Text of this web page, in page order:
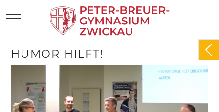
Mobile Menu Toggle
HUMOR HILFT!